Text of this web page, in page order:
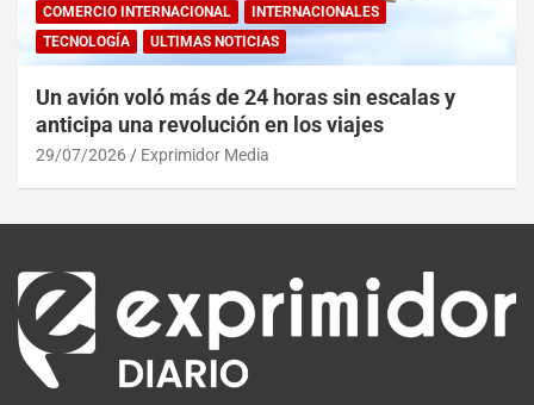
COMERCIO INTERNACIONAL
INTERNACIONALES
TECNOLOGÍA
ULTIMAS NOTICIAS
Un avión voló más de 24 horas sin escalas y
anticipa una revolución en los viajes
29/07/2026 Exprimidor Media